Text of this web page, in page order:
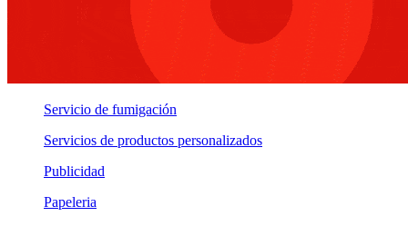
Servicio de fumigación
Servicios de productos personalizados
Publicidad
Papeleria